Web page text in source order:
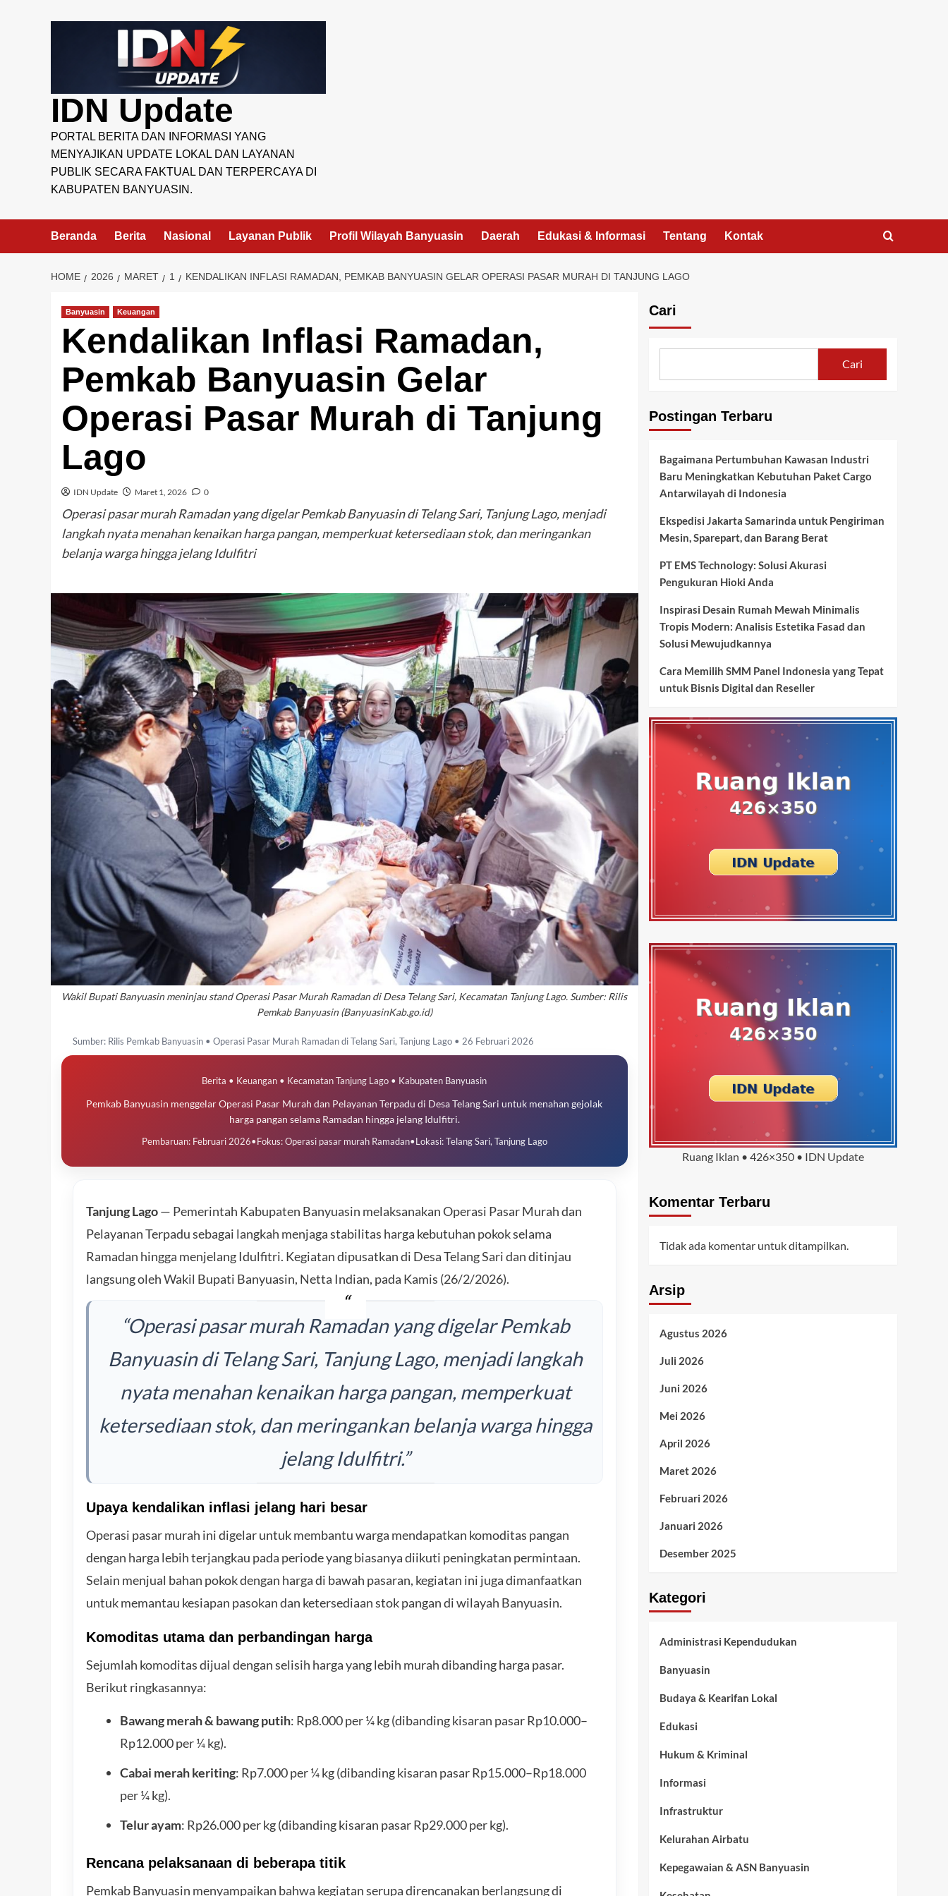
IDN Update
PORTAL BERITA DAN INFORMASI YANG
MENYAJIKAN UPDATE LOKAL DAN LAYANAN
PUBLIK SECARA FAKTUAL DAN TERPERCAYA DI
KABUPATEN BANYUASIN.
Beranda Berita Nasional Layanan Publik Profil Wilayah Banyuasin Daerah Edukasi & Informasi Tentang Kontak
HOME 2026 MARET 1 KENDALIKAN INFLASI RAMADAN, PEMKAB BANYUASIN GELAR OPERASI PASAR MURAH DI TANJUNG LAGO
Banyuasin Keuangan
Kendalikan Inflasi Ramadan,
Pemkab Banyuasin Gelar
Operasi Pasar Murah di Tanjung
Lago
IDN Update Maret 1, 2026 0
Operasi pasar murah Ramadan yang digelar Pemkab Banyuasin di Telang Sari, Tanjung Lago, menjadi
langkah nyata menahan kenaikan harga pangan, memperkuat ketersediaan stok, dan meringankan
belanja warga hingga jelang Idulfitri
Wakil Bupati Banyuasin meninjau stand Operasi Pasar Murah Ramadan di Desa Telang Sari, Kecamatan Tanjung Lago. Sumber: Rilis
Pemkab Banyuasin (BanyuasinKab.go.id)
Sumber: Rilis Pemkab Banyuasin • Operasi Pasar Murah Ramadan di Telang Sari, Tanjung Lago • 26 Februari 2026
Berita • Keuangan • Kecamatan Tanjung Lago • Kabupaten Banyuasin
Pemkab Banyuasin menggelar Operasi Pasar Murah dan Pelayanan Terpadu di Desa Telang Sari untuk menahan gejolak
harga pangan selama Ramadan hingga jelang Idulfitri.
Pembaruan: Februari 2026•Fokus: Operasi pasar murah Ramadan•Lokasi: Telang Sari, Tanjung Lago
Tanjung Lago— Pemerintah Kabupaten Banyuasin melaksanakan Operasi Pasar Murah dan
Pelayanan Terpadu sebagai langkah menjaga stabilitas harga kebutuhan pokok selama
Ramadan hingga menjelang Idulfitri. Kegiatan dipusatkan di Desa Telang Sari dan ditinjau
langsung oleh Wakil Bupati Banyuasin, Netta Indian, pada Kamis (26/2/2026).
“Operasi pasar murah Ramadan yang digelar Pemkab
Banyuasin di Telang Sari, Tanjung Lago, menjadi langkah
nyata menahan kenaikan harga pangan, memperkuat
ketersediaan stok, dan meringankan belanja warga hingga
jelang Idulfitri.”
Upaya kendalikan inflasi jelang hari besar
Operasi pasar murah ini digelar untuk membantu warga mendapatkan komoditas pangan
dengan harga lebih terjangkau pada periode yang biasanya diikuti peningkatan permintaan.
Selain menjual bahan pokok dengan harga di bawah pasaran, kegiatan ini juga dimanfaatkan
untuk memantau kesiapan pasokan dan ketersediaan stok pangan di wilayah Banyuasin.
Komoditas utama dan perbandingan harga
Sejumlah komoditas dijual dengan selisih harga yang lebih murah dibanding harga pasar.
Berikut ringkasannya:
Bawang merah & bawang putih: Rp8.000 per ¼ kg (dibanding kisaran pasar Rp10.000–
Rp12.000 per ¼ kg).
Cabai merah keriting: Rp7.000 per ¼ kg (dibanding kisaran pasar Rp15.000–Rp18.000
per ¼ kg).
Telur ayam: Rp26.000 per kg (dibanding kisaran pasar Rp29.000 per kg).
Rencana pelaksanaan di beberapa titik
Pemkab Banyuasin menyampaikan bahwa kegiatan serupa direncanakan berlangsung di
Cari
Cari
Postingan Terbaru
Bagaimana Pertumbuhan Kawasan Industri
Baru Meningkatkan Kebutuhan Paket Cargo
Antarwilayah di Indonesia
Ekspedisi Jakarta Samarinda untuk Pengiriman
Mesin, Sparepart, dan Barang Berat
PT EMS Technology: Solusi Akurasi
Pengukuran Hioki Anda
Inspirasi Desain Rumah Mewah Minimalis
Tropis Modern: Analisis Estetika Fasad dan
Solusi Mewujudkannya
Cara Memilih SMM Panel Indonesia yang Tepat
untuk Bisnis Digital dan Reseller
Ruang Iklan • 426×350 • IDN Update
Komentar Terbaru
Tidak ada komentar untuk ditampilkan.
Arsip
Agustus 2026
Juli 2026
Juni 2026
Mei 2026
April 2026
Maret 2026
Februari 2026
Januari 2026
Desember 2025
Kategori
Administrasi Kependudukan
Banyuasin
Budaya & Kearifan Lokal
Edukasi
Hukum & Kriminal
Informasi
Infrastruktur
Kelurahan Airbatu
Kepegawaian & ASN Banyuasin